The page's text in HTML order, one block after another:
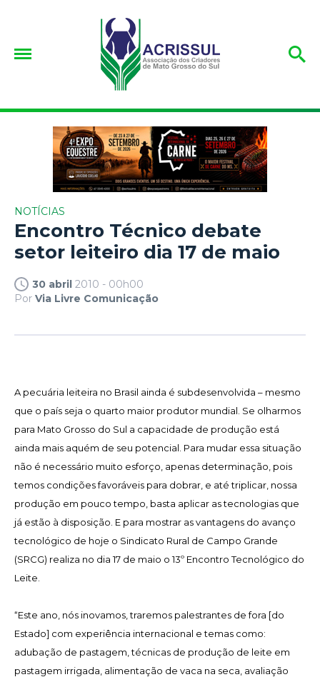
NOTÍCIAS
Encontro Técnico debate
setor leiteiro dia 17 de maio
30 abril 2010 - 00h00
Por Via Livre Comunicação
A pecuária leiteira no Brasil ainda é subdesenvolvida – mesmo
que o país seja o quarto maior produtor mundial. Se olharmos
para Mato Grosso do Sul a capacidade de produção está
ainda mais aquém de seu potencial. Para mudar essa situação
não é necessário muito esforço, apenas determinação, pois
temos condições favoráveis para dobrar, e até triplicar, nossa
produção em pouco tempo, basta aplicar as tecnologias que
já estão à disposição. E para mostrar as vantagens do avanço
tecnológico de hoje o Sindicato Rural de Campo Grande
(SRCG) realiza no dia 17 de maio o 13º Encontro Tecnológico do
Leite.
“Este ano, nós inovamos, traremos palestrantes de fora [do
Estado] com experiência internacional e temas como:
adubação de pastagem, técnicas de produção de leite em
pastagem irrigada, alimentação de vaca na seca, avaliação